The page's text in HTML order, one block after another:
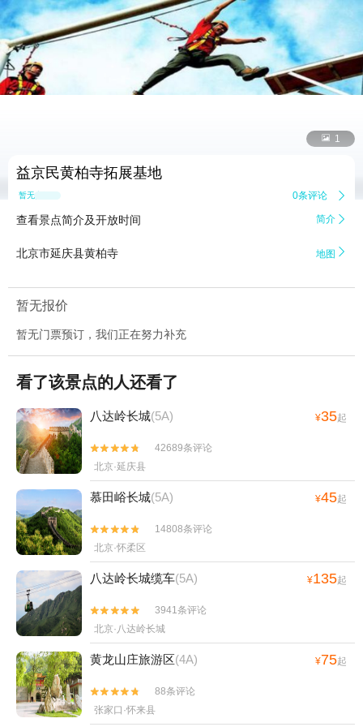
 1
益京民黄柏寺拓展基地
暂无点评 0条评论 
查看景点简介及开放时间 简介 
北京市延庆县黄柏寺 地图 
暂无报价
暂无门票预订，我们正在努力补充
看了该景点的人还看了
八达岭长城(5A) ¥35起


42689条评论
北京·延庆县
慕田峪长城(5A) ¥45起


14808条评论
北京·怀柔区
八达岭长城缆车(5A) ¥135起


3941条评论
北京·八达岭长城
黄龙山庄旅游区(4A) ¥75起


88条评论
张家口·怀来县
